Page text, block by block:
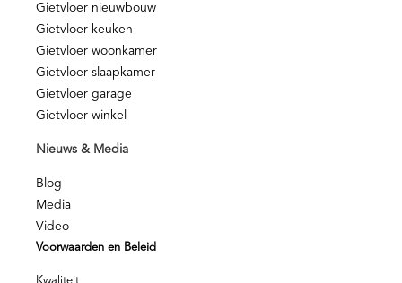
Gietvloer nieuwbouw
Gietvloer keuken
Gietvloer woonkamer
Gietvloer slaapkamer
Gietvloer garage
Gietvloer winkel
Nieuws & Media
Blog
Media
Video
Voorwaarden en Beleid